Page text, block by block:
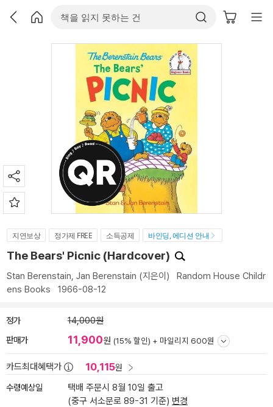
지연보상 정가제 FREE 소득공제 바인딩, 에디션 안내
The Bears' Picnic (Hardcover)
Stan Berenstain, Jan Berenstain (지은이) Random House Childr
ens Books 1966-08-12
정가 14,000원
판매가 11,900원 (15% 할인) + 마일리지 600원
카드최대혜택가 10,115원
수령예상일
택배 주문시 8월 10일 출고
(중구 서소문로 89-31 기준) 변경